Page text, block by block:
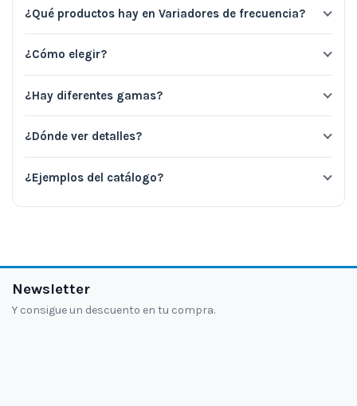
¿Qué productos hay en Variadores de frecuencia?
¿Cómo elegir?
¿Hay diferentes gamas?
¿Dónde ver detalles?
¿Ejemplos del catálogo?
Newsletter
Y consigue un descuento en tu compra.